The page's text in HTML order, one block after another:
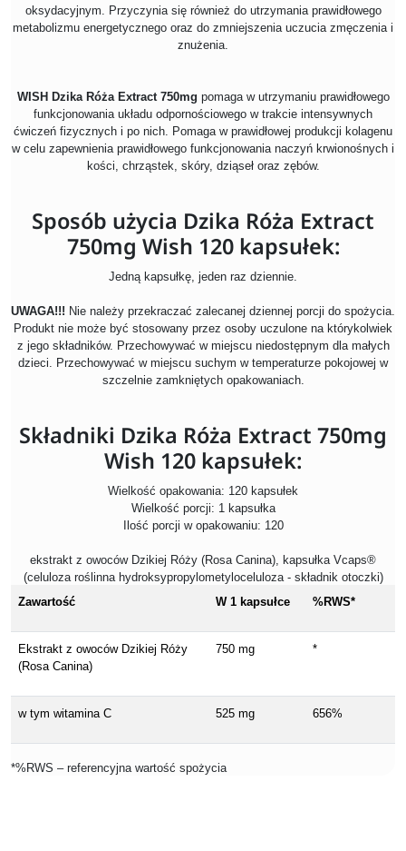
oksydacyjnym. Przyczynia się również do utrzymania prawidłowego
metabolizmu energetycznego oraz do zmniejszenia uczucia zmęczenia i
znużenia.
WISH Dzika Róża Extract 750mg pomaga w utrzymaniu prawidłowego
funkcjonowania układu odpornościowego w trakcie intensywnych
ćwiczeń fizycznych i po nich. Pomaga w prawidłowej produkcji kolagenu
w celu zapewnienia prawidłowego funkcjonowania naczyń krwionośnych i
kości, chrząstek, skóry, dziąseł oraz zębów.
Sposób użycia Dzika Róża Extract
750mg Wish 120 kapsułek:
Jedną kapsułkę, jeden raz dziennie.
UWAGA!!! Nie należy przekraczać zalecanej dziennej porcji do spożycia.
Produkt nie może być stosowany przez osoby uczulone na którykolwiek
z jego składników. Przechowywać w miejscu niedostępnym dla małych
dzieci. Przechowywać w miejscu suchym w temperaturze pokojowej w
szczelnie zamkniętych opakowaniach.
Składniki Dzika Róża Extract 750mg
Wish 120 kapsułek:
Wielkość opakowania: 120 kapsułek
Wielkość porcji: 1 kapsułka
Ilość porcji w opakowaniu: 120
ekstrakt z owoców Dzikiej Róży (Rosa Canina), kapsułka Vcaps®
(celuloza roślinna hydroksypropylometyloceluloza - składnik otoczki)
Zawartość
W 1 kapsułce %RWS*
Ekstrakt z owoców Dzikiej Róży
(Rosa Canina)
750 mg *
w tym witamina C 525 mg 656%
*%RWS – referencyjna wartość spożycia